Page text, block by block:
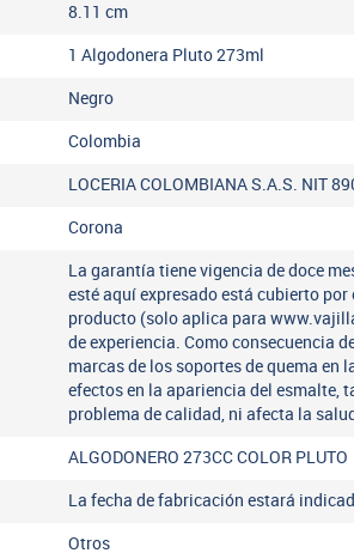
8.11 cm
1 Algodonera Pluto 273ml
Negro
Colombia
LOCERIA COLOMBIANA S.A.S. NIT
Corona
La garantía tiene vigencia de doce
esté aquí expresado está cubierto
producto (solo aplica para
de experiencia. Como consecuencia
marcas de los soportes de quema en
efectos en la apariencia del esmalte,
problema de calidad, ni afecta la
ALGODONERO 273CC COLOR PLUTO
La fecha de fabricación estará
Otros